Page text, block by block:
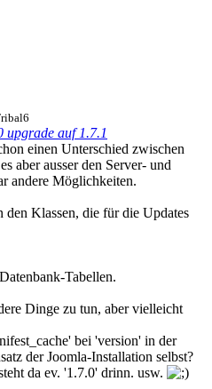
upgrade auf 1.7.1
einen Unterschied zwischen
aber ausser den Server- und
andere Möglichkeiten.
Klassen, die für die Updates
Tabellen.
Dinge zu tun, aber vielleicht
bei 'version' in der
der Joomla-Installation selbst?
da ev. '1.7.0' drinn. usw.